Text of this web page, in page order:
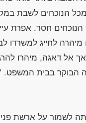
הנוכחים לשבת
חסר. אפרת
לחייג
אל דאגה, מיהרו
הבוקר בבית
לשמור על ארשת